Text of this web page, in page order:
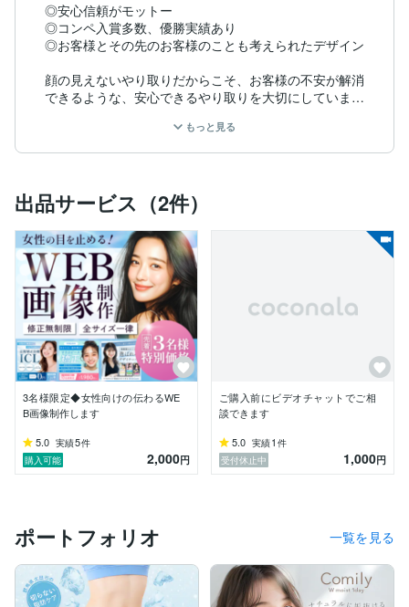
◎安心信頼がモットー
◎コンペ入賞多数、優勝実績あり
◎お客様とその先のお客様のことも考えられたデザイン
顔の見えないやり取りだからこそ、お客様の不安が解消
できるような、安心できるやり取りを大切にしていま
人と人が同じ空で繋がっているように、想いをデザイン
にのせて人と人を繋げるお手伝いをしたいと思っていま
▼こんなお悩みありませんか？
・サービスや商品の魅力の伝え方がわからない。
・作りたいイメージはあるけど上手く言葉にできない。
・広告を作る余裕がない。
・安心してやり取りできるか不安。
・イメージを汲み取ってもらえるか不安。
・予算を抑えたい。
・伝わりやすいデザインがわからない
そんな不安を感じている方に、安心・信頼してご相談し
ていただけるやり取りを心掛けています。
ご要望や状況に合わせて、一緒にイメージを整理しなが
っていなくても大丈夫です(^-^)
・ECサイトのバナー
・商品画像
・SNS投稿画像
もっと見る
出品サービス（2件）
3名様限定◆女性向けの伝わるWE
B画像制作します
5.0 実績5件
購入可能
2,000円
ご購入前にビデオチャットでご相
談できます
5.0 実績1 件
受付休止中
1,000円
ポートフォリオ 一覧を見る